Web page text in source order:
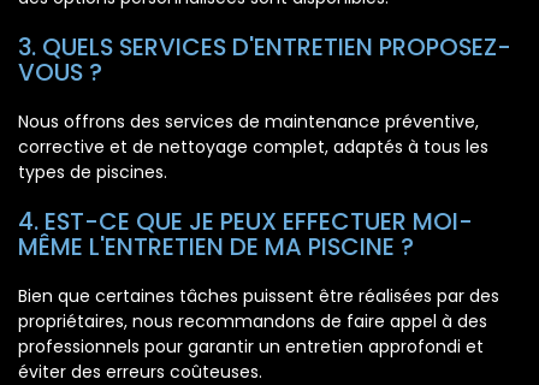
3. QUELS SERVICES D'ENTRETIEN PROPOSEZ-
VOUS ?
Nous offrons des services de maintenance préventive,
corrective et de nettoyage complet, adaptés à tous les
types de piscines.
4. EST-CE QUE JE PEUX EFFECTUER MOI-
MÊME L'ENTRETIEN DE MA PISCINE ?
Bien que certaines tâches puissent être réalisées par des
propriétaires, nous recommandons de faire appel à des
professionnels pour garantir un entretien approfondi et
éviter des erreurs coûteuses.